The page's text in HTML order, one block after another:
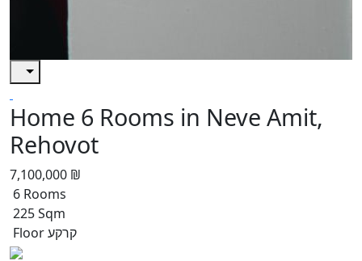
Home 6 Rooms in Neve Amit,
Rehovot
7,100,000 ₪
6 Rooms
225 Sqm
Floor קרקע